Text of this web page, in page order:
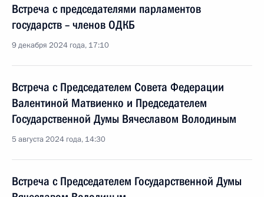
Встреча с председателями парламентов
государств – членов ОДКБ
9 декабря 2024 года, 17:10
Встреча с Председателем Совета Федерации
Валентиной Матвиенко и Председателем
Государственной Думы Вячеславом Володиным
5 августа 2024 года, 14:30
Встреча с Председателем Государственной Думы